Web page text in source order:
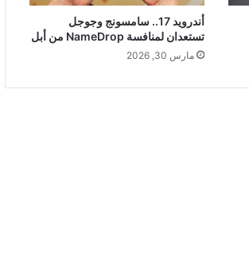
أندرويد 17.. سامسونج وجوجل
تستعدان لمنافسة NameDrop من أبل
مارس 30, 2026